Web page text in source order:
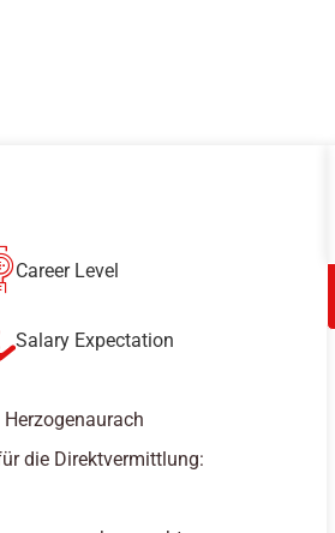
Career Level
Salary Expectation
Herzogenaurach
die Direktvermittlung: